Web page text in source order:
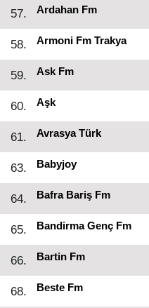
57. Ardahan Fm
58. Armoni Fm Trakya
59. Ask Fm
60. Aşk
61. Avrasya Türk
63. Babyjoy
64. Bafra Bariş Fm
65. Bandirma Genç Fm
66. Bartin Fm
68. Beste Fm